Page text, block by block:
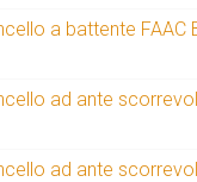
a battente FAAC
ad ante
ad ante